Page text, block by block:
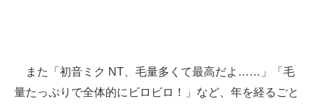
また「初音ミク NT、毛量多くて最高だよ……」「毛
量たっぷりで全体的にビロビロ！」など、年を経るごと